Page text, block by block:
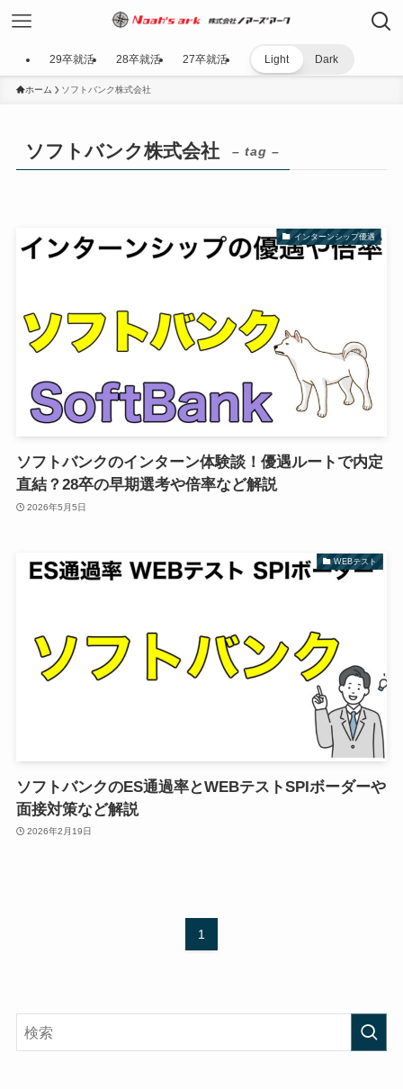
29卒就活 28卒就活 27卒就活 Light Dark
ホーム ソフトバンク株式会社
ソフトバンク株式会社 – tag –
インターンシップ優遇
ソフトバンクのインターン体験談！優遇ルートで内定
直結？28卒の早期選考や倍率など解説
2026年5月5日
WEBテスト
ソフトバンクのES通過率とWEBテストSPIボーダーや
面接対策など解説
2026年2月19日
1